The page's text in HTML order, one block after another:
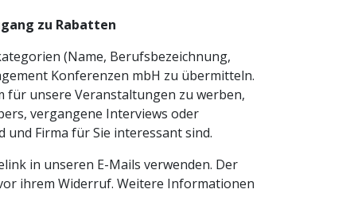
zu Rabatten
(Name, Berufsbezeichnung,
Konferenzen mbH zu übermitteln.
für unsere Veranstaltungen zu werben,
vergangene Interviews oder
Firma für Sie interessant sind.
in unseren E-Mails verwenden. Der
ihrem Widerruf. Weitere Informationen